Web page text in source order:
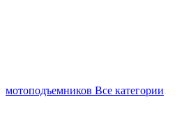
мотоподъемников Все категории